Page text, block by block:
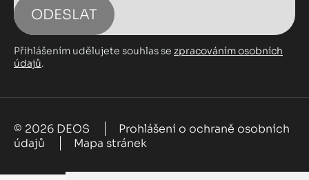
ODESLAT
Přihlášením udělujete souhlas se zpracováním osobních
údajů.
© 2026 DEOS
Prohlášení o ochraně osobních
údajů
Mapa stránek